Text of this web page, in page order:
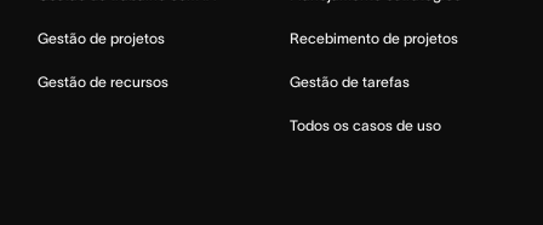
Gestão de projetos
Gestão de recursos
Recebimento de projetos
Gestão de tarefas
Todos os casos de uso